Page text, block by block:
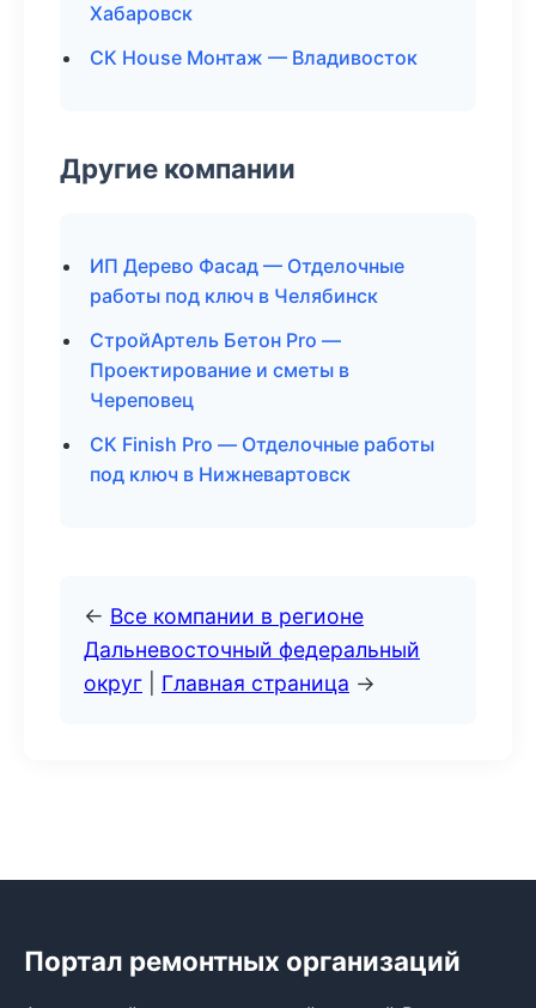
Хабаровск
СК House Монтаж — Владивосток
Другие компании
ИП Дерево Фасад — Отделочные
работы под ключ в Челябинск
СтройАртель Бетон Pro —
Проектирование и сметы в
Череповец
СК Finish Pro — Отделочные работы
под ключ в Нижневартовск
← Все компании в регионе
Дальневосточный федеральный
округ
Главная страница →
Портал ремонтных организаций